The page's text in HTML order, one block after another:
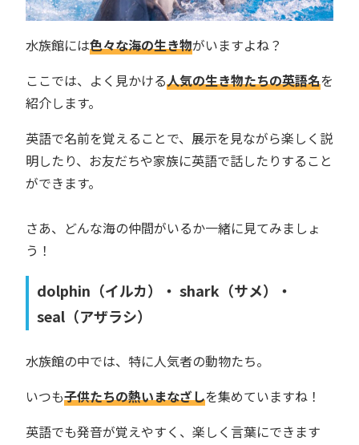
水族館には色々な海の生き物がいますよね？
ここでは、よく見かける人気の生き物たちの英語名を
紹介します。
英語で名前を覚えることで、展示を見ながら楽しく説
明したり、お友だちや家族に英語で話したりすること
ができます。
さあ、どんな海の仲間がいるか一緒に見てみましょ
う！
dolphin（イルカ）・ shark（サメ）・
seal（アザラシ）
水族館の中では、特に人気者の動物たち。
いつも子供たちの熱いまなざしを集めていますね！
英語でも発音が覚えやすく、楽しく言葉にできます